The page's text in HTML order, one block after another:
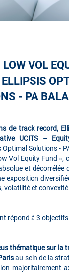
VOL
ELLIPSIS
- PA
de track record,
UCITS –
Optimal Solutions -
Vol Equity Fund »,
et décorrélée
exposition
volatilité et convexité.
répond à 3 objectifs
thématique sur la
au sein de la
majoritairement